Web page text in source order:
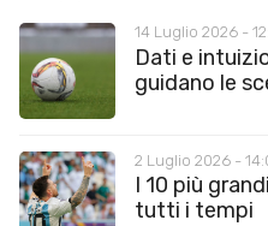
14 Luglio 2026 -
Dati e
guidano le
2 Luglio 2026 -
I 10 più
tutti i tempi